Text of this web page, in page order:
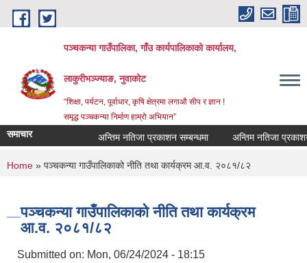
Skip to main content
पञ्‍चकन्या गाउँपालिका, गाँउ कार्यपालिकाको कार्यालय,
लाकुरीभञ्‍ज्याङ, नुवाकोट
“शिक्षा, पर्यटन, पूर्वाधार, कृषि क्षेत्रमा लगाऔ सीप र ज्ञान !
समृद्ध पञ्‍चकन्या निर्माण हाम्रो अभियान”
समाचार अन्तिम नतिजा प्रकाशन सम्बन्धमा अन्तिम नतिजा
You are here
Home » पञ्‍चकन्या गाउँपालिकाको नीति तथा कार्यक्रम आ.व. २०८१/८२
पञ्‍चकन्या गाउँपालिकाको नीति तथा कार्यक्रम
आ.व. २०८१/८२
Submitted on: Mon, 06/24/2024 - 18:15